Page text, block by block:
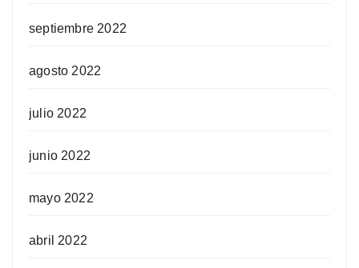
septiembre 2022
agosto 2022
julio 2022
junio 2022
mayo 2022
abril 2022